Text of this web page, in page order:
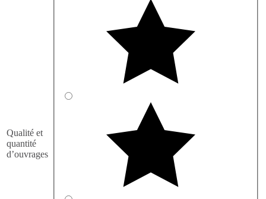
Qualité et
quantité
d’ouvrages